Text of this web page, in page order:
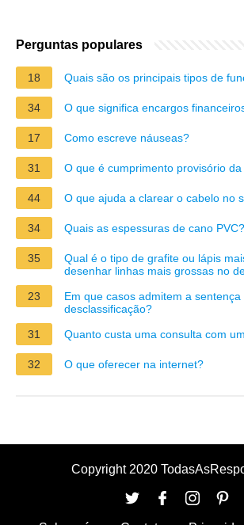
Perguntas populares
18 Quais são os principais tipos de
34 O que significa encargos
17 Como escreve náuseas?
31 O que é cumprimento provisório
44 O que ajuda a clarear o cabelo no
34 Quais as espessuras de cano PVC?
35
Qual é o tipo de grafite ou lápis
desenhar linhas mais grossas no
23
Em que casos admitem a sentença
desclassificação?
31
Quanto custa uma consulta com
32 O que oferecer na internet?
Copyright 2020